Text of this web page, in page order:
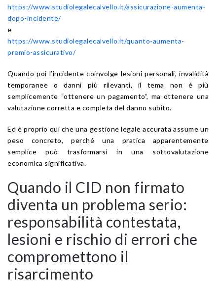
https://www.studiolegalecalvello.it/assicurazione-aumenta-
dopo-incidente/
e
https://www.studiolegalecalvello.it/quanto-aumenta-
premio-assicurativo/
Quando poi l’incidente coinvolge lesioni personali, invalidità
temporanee o danni più rilevanti, il tema non è più
semplicemente “ottenere un pagamento”, ma ottenere una
valutazione corretta e completa del danno subito.
Ed è proprio qui che una gestione legale accurata assume un
peso concreto, perché una pratica apparentemente
semplice può trasformarsi in una sottovalutazione
economica significativa.
Quando il CID non firmato
diventa un problema serio:
responsabilità contestata,
lesioni e rischio di errori che
compromettono il
risarcimento